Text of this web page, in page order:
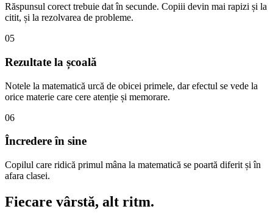
Răspunsul corect trebuie dat în secunde. Copiii devin mai rapizi și la
citit, și la rezolvarea de probleme.
05
Rezultate la școală
Notele la matematică urcă de obicei primele, dar efectul se vede la
orice materie care cere atenție și memorare.
06
Încredere în sine
Copilul care ridică primul mâna la matematică se poartă diferit și în
afara clasei.
Fiecare vârstă, alt ritm.